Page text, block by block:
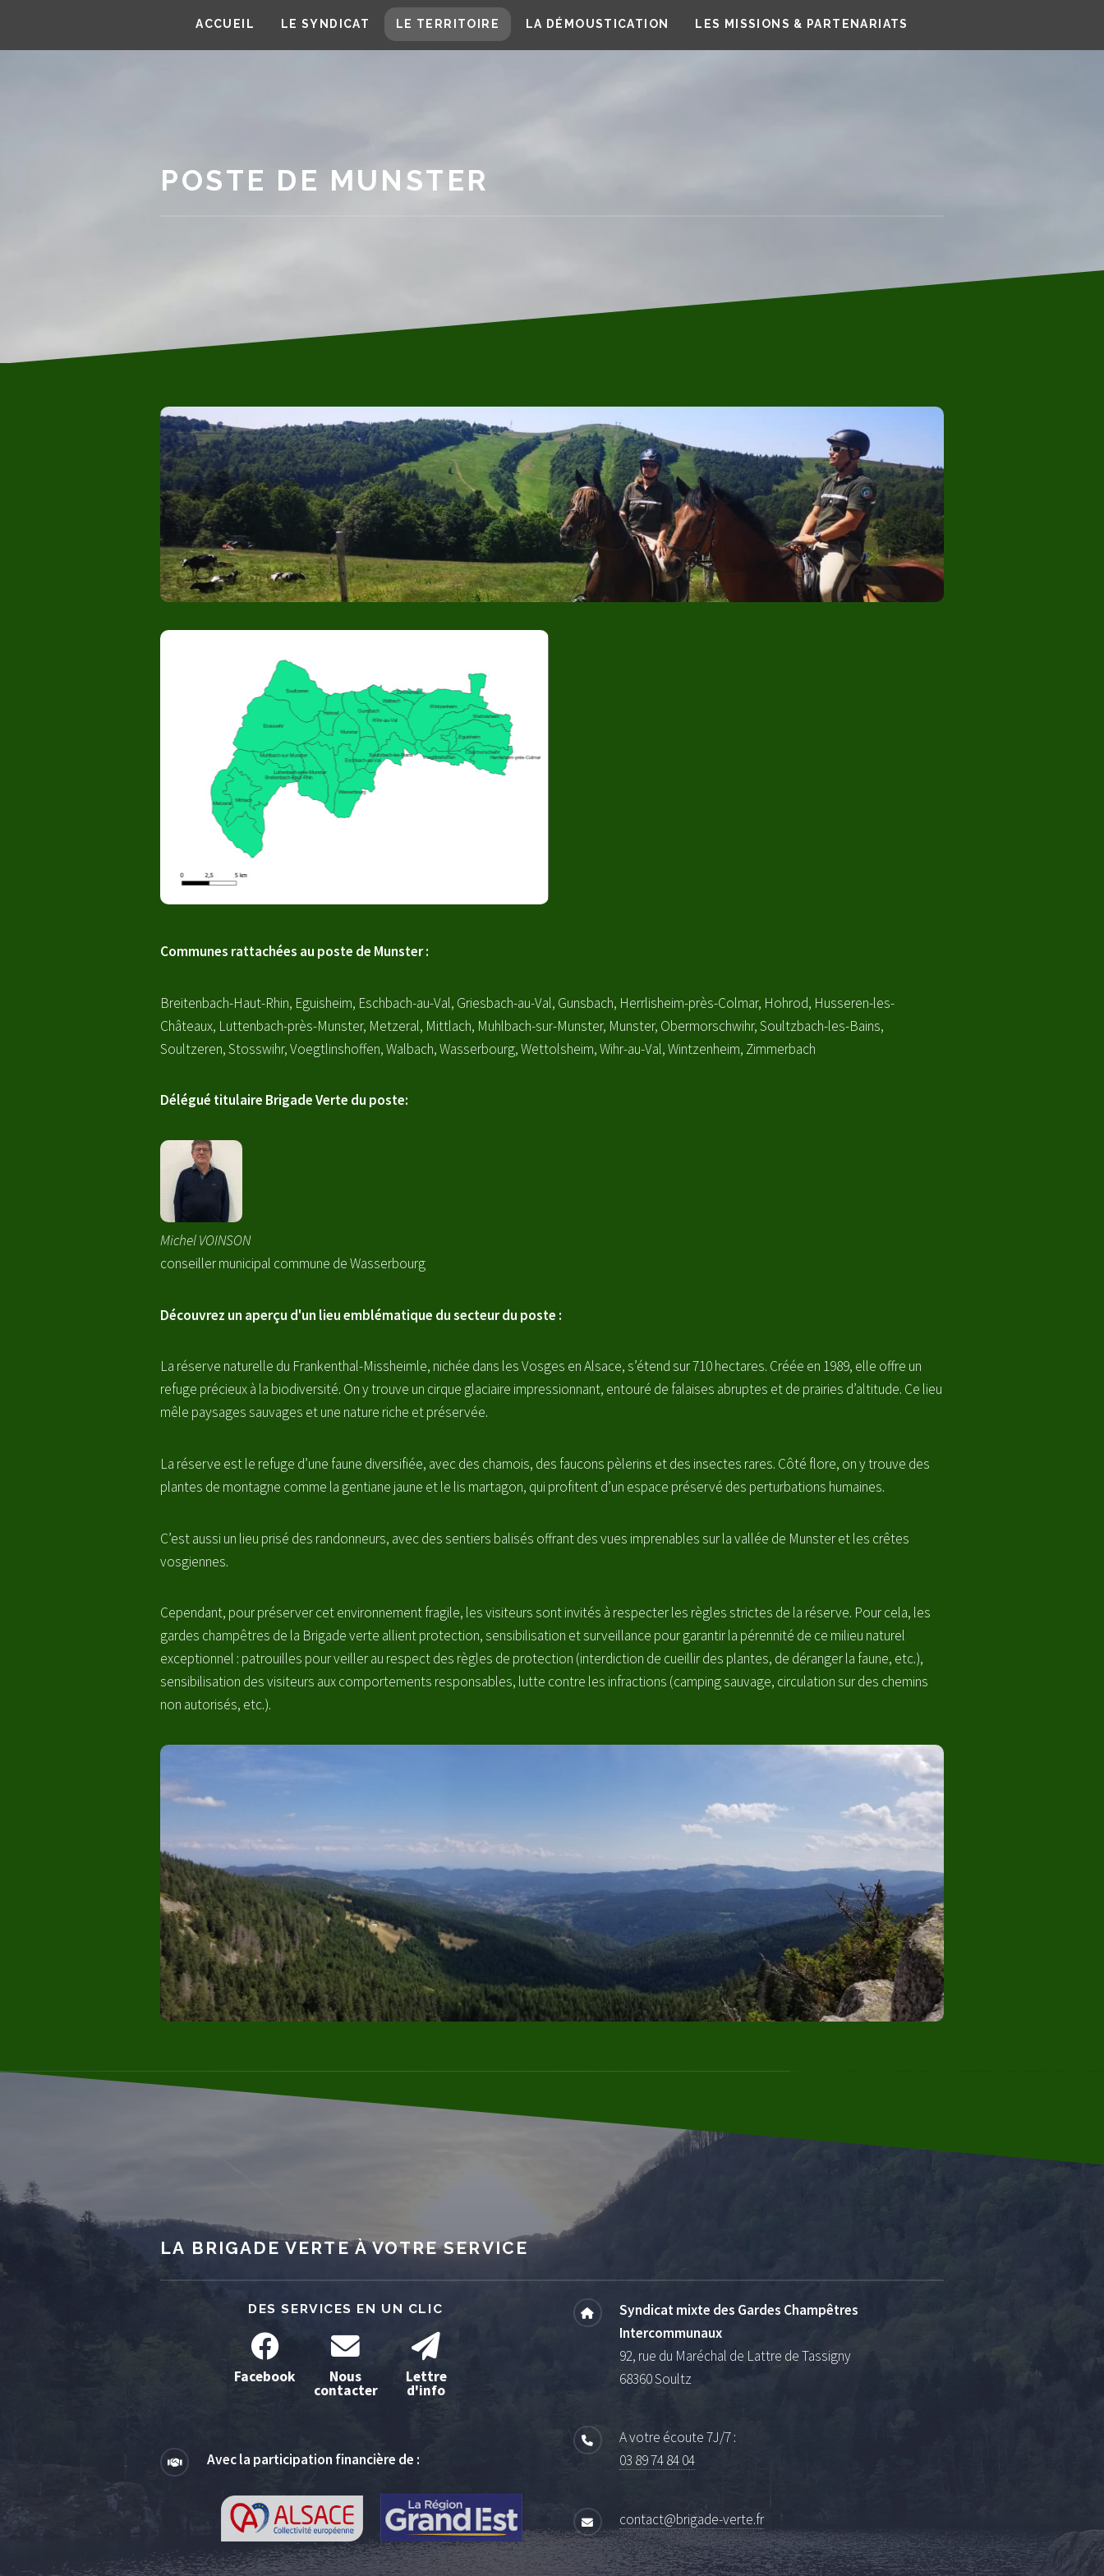
ACCUEIL LE SYNDICAT LE TERRITOIRE LA DÉMOUSTICATION LES MISSIONS & PARTENARIATS
POSTE DE MUNSTER
Communes rattachées au poste de Munster :
Breitenbach-Haut-Rhin, Eguisheim, Eschbach-au-Val, Griesbach-au-Val, Gunsbach, Herrlisheim-près-Colmar, Hohrod, Husseren-les-
Châteaux, Luttenbach-près-Munster, Metzeral, Mittlach, Muhlbach-sur-Munster, Munster, Obermorschwihr, Soultzbach-les-Bains,
Soultzeren, Stosswihr, Voegtlinshoffen, Walbach, Wasserbourg, Wettolsheim, Wihr-au-Val, Wintzenheim, Zimmerbach
Délégué titulaire Brigade Verte du poste:
Michel VOINSON
conseiller municipal commune de Wasserbourg
Découvrez un aperçu d'un lieu emblématique du secteur du poste :
La réserve naturelle du Frankenthal-Missheimle, nichée dans les Vosges en Alsace, s’étend sur 710 hectares. Créée en 1989, elle offre un
refuge précieux à la biodiversité. On y trouve un cirque glaciaire impressionnant, entouré de falaises abruptes et de prairies d’altitude. Ce lieu
mêle paysages sauvages et une nature riche et préservée.
La réserve est le refuge d’une faune diversifiée, avec des chamois, des faucons pèlerins et des insectes rares. Côté flore, on y trouve des
plantes de montagne comme la gentiane jaune et le lis martagon, qui profitent d’un espace préservé des perturbations humaines.
C’est aussi un lieu prisé des randonneurs, avec des sentiers balisés offrant des vues imprenables sur la vallée de Munster et les crêtes
vosgiennes.
Cependant, pour préserver cet environnement fragile, les visiteurs sont invités à respecter les règles strictes de la réserve. Pour cela, les
gardes champêtres de la Brigade verte allient protection, sensibilisation et surveillance pour garantir la pérennité de ce milieu naturel
exceptionnel : patrouilles pour veiller au respect des règles de protection (interdiction de cueillir des plantes, de déranger la faune, etc.),
sensibilisation des visiteurs aux comportements responsables, lutte contre les infractions (camping sauvage, circulation sur des chemins
non autorisés, etc.).
LA BRIGADE VERTE À VOTRE SERVICE
DES SERVICES EN UN CLIC
Facebook Nous
contacter
Lettre
d'info
Avec la participation financière de :
Syndicat mixte des Gardes Champêtres
Intercommunaux
92, rue du Maréchal de Lattre de Tassigny
68360 Soultz
A votre écoute 7J/7 :
03 89 74 84 04
contact@brigade-verte.fr